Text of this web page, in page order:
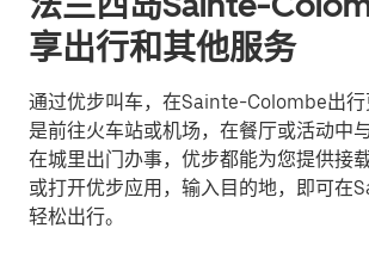
享出行和其他服务
通过优步叫车，在Sainte-Colombe出行
是前往火车站或机场，在餐厅或活动中
在城里出门办事，优步都能为您提供接
或打开优步应用，输入目的地，即可在
轻松出行。